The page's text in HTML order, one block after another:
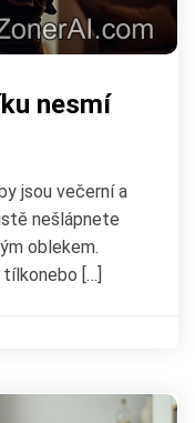
nesmí
jsou večerní a
nešlápnete
oblekem.
[…]